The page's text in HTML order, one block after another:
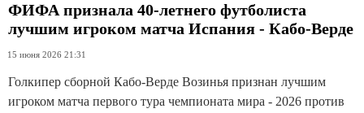
ФИФА признала 40-летнего футболиста
лучшим игроком матча Испания - Кабо-Верде
15 июня 2026 21:31
Голкипер сборной Кабо-Верде Возинья признан лучшим
игроком матча первого тура чемпионата мира - 2026 против